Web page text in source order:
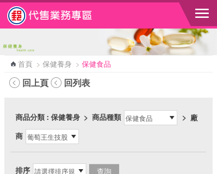
跳到主要內容區塊
首頁 > 保健養身 > 保健食品
回上頁 回列表
商品分類: 保健養身 > 商品種類 > 廠
商
排序